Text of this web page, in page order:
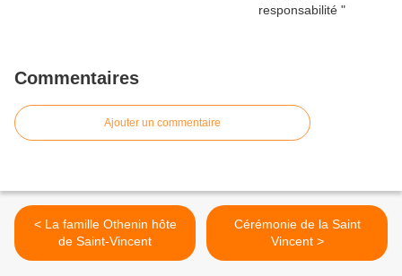
Commentaires
Ajouter un commentaire
< La famille Othenin hôte
de Saint-Vincent
Cérémonie de la Saint
Vincent >